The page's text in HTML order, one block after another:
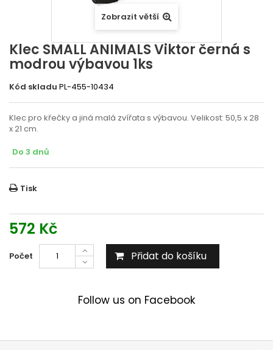
Zobrazit větší
Klec SMALL ANIMALS Viktor černá s
modrou výbavou 1ks
Kód skladu PL-455-10434
Klec pro křečky a jiná malá zvířata s výbavou. Velikost: 50,5 x 28
x 21 cm.
Do 3 dnů
Tisk
572 Kč
Počet Přidat do košíku
Follow us on Facebook